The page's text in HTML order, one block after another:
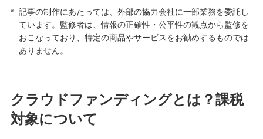
* 記事の制作にあたっては、外部の協力会社に一部業務を委託し
ています。監修者は、情報の正確性・公平性の観点から監修を
おこなっており、特定の商品やサービスをお勧めするものでは
ありません。
クラウドファンディングとは？課税
対象について